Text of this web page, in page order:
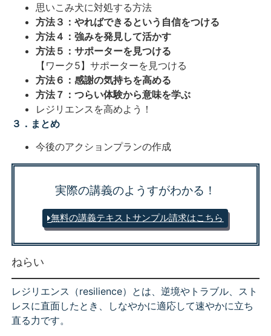
思いこみ犬に対処する方法
方法３：やればできるという自信をつける
方法４：強みを発見して活かす
方法５：サポーターを見つける
【ワーク5】サポーターを見つける
方法６：感謝の気持ちを高める
方法７：つらい体験から意味を学ぶ
レジリエンスを高めよう！
３．まとめ
今後のアクションプランの作成
実際の講義のようすがわかる！
無料の講義テキストサンプル請求はこちら
ねらい
レジリエンス（resilience）とは、逆境やトラブル、スト
レスに直面したとき、しなやかに適応して速やかに立ち
直る力です。